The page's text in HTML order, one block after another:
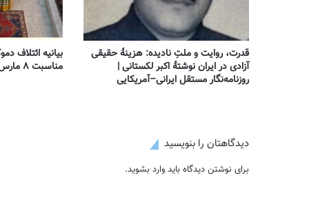
قدرت، روایت و ملتِ نادیده: هزینهٔ حقیقی
آزادی در ایران نوشتهٔ اکبر لکستانی |
روزنامه‌نگار مستقل ایرانی–آمریکایی
بیانیه ائتلاف
مناسبت ۸ مارس – روز جهانی زن
دیدگاهتان را بنویسید
برای نوشتن دیدگاه باید وارد بشوید.